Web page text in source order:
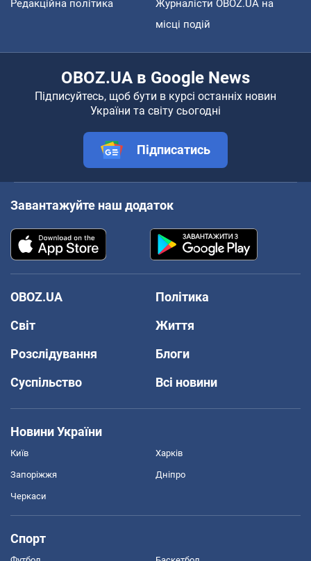
Редакційна політика
Журналісти OBOZ.UA на
місці подій
OBOZ.UA в Google News
Підписуйтесь, щоб бути в курсі останніх новин
України та світу сьогодні
Підписатись
Завантажуйте наш додаток
OBOZ.UA
Політика
Світ
Життя
Розслідування
Блоги
Суспільство
Всі новини
Новини України
Київ Харків
Запоріжжя Дніпро
Черкаси
Спорт